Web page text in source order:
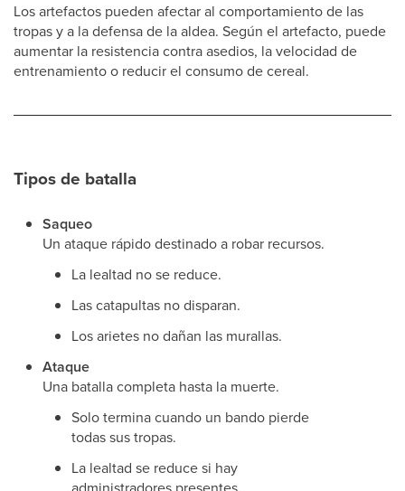
Los artefactos pueden afectar al comportamiento de las
tropas y a la defensa de la aldea. Según el artefacto, puede
aumentar la resistencia contra asedios, la velocidad de
entrenamiento o reducir el consumo de cereal.
Tipos de batalla
Saqueo
Un ataque rápido destinado a robar recursos.
La lealtad no se reduce.
Las catapultas no disparan.
Los arietes no dañan las murallas.
Ataque
Una batalla completa hasta la muerte.
Solo termina cuando un bando pierde
todas sus tropas.
La lealtad se reduce si hay